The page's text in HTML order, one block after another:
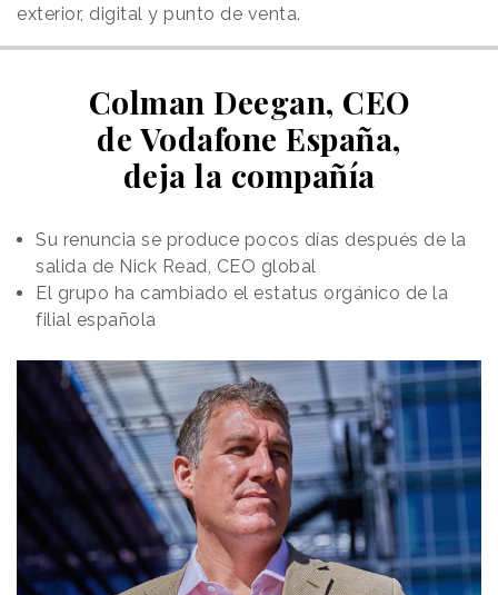
exterior, digital y punto de venta.
Colman Deegan, CEO
de Vodafone España,
deja la compañía
Su renuncia se produce pocos días después de la
salida de Nick Read, CEO global
El grupo ha cambiado el estatus orgánico de la
filial española